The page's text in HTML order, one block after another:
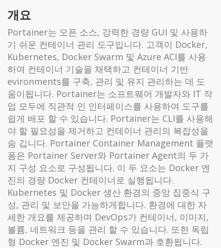
개요
Portainer는 오픈 소스, 강력한 경량 GUI 및 사용하
기 쉬운 컨테이너 관리 도구입니다. 고객이 Docker,
Kubernetes, Docker Swarm 및 Azure ACI를 사용
하여 컨테이너 기술을 채택하고 컨테이너 기반
evironments를 구축, 관리 및 유지 관리하는 데 도
움이됩니다. Portainer는 소프트웨어 개발자와 IT 작
업 모두에 직관적 인 인터페이스를 사용하여 도구를
쉽게 배포 할 수 있습니다. Portainer는 CLI를 사용해
야 할 필요성을 제거하고 컨테이너 관리의 복잡성을
숨 깁니다. Portainer Container Management 플랫
폼은 Portainer Server와 Portainer Agent의 두 가
지 구성 요소로 구성됩니다. 이 두 요소는 Docker 엔
진의 경량 Docker 컨테이너로 실행됩니다.
Kubernetes 및 Docker 생산 환경의 중앙 집중식 구
성, 관리 및 보안을 가능하게합니다. 환경에 대한 자
세한 개요를 제공하며 DevOps가 컨테이너, 이미지,
볼륨, 네트워크 등을 관리 할 수 ​​있습니다. 또한 독립
형 Docker 엔진 및 Docker Swarm과 호환됩니다.